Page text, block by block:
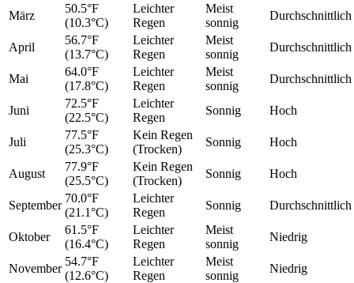
März
50.5°F
(10.3°C)
Leichter
Regen
Meist
sonnig
Durchschnittlich
April
56.7°F
(13.7°C)
Leichter
Regen
Meist
sonnig
Durchschnittlich
Mai
64.0°F
(17.8°C)
Leichter
Regen
Meist
sonnig
Durchschnittlich
Juni
72.5°F
(22.5°C)
Leichter
Regen
Sonnig Hoch
Juli
77.5°F
(25.3°C)
Kein Regen
(Trocken)
Sonnig Hoch
August
77.9°F
(25.5°C)
Kein Regen
(Trocken)
Sonnig Hoch
September
70.0°F
(21.1°C)
Leichter
Regen
Sonnig Durchschnittlich
Oktober
61.5°F
(16.4°C)
Leichter
Regen
Meist
sonnig
Niedrig
November
54.7°F
(12.6°C)
Leichter
Regen
Meist
sonnig
Niedrig